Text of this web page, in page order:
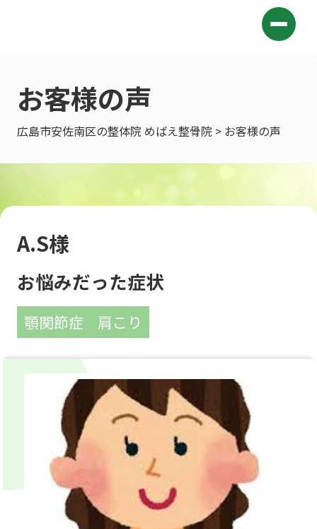
お客様の声
広島市安佐南区の整体院 めばえ整骨院 > お客様の声
A.S様
お悩みだった症状
顎関節症 肩こり